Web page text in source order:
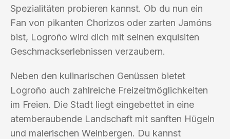
Spezialitäten probieren kannst. Ob du nun ein
Fan von pikanten Chorizos oder zarten Jamóns
bist, Logroño wird dich mit seinen exquisiten
Geschmackserlebnissen verzaubern.
Neben den kulinarischen Genüssen bietet
Logroño auch zahlreiche Freizeitmöglichkeiten
im Freien. Die Stadt liegt eingebettet in eine
atemberaubende Landschaft mit sanften Hügeln
und malerischen Weinbergen. Du kannst